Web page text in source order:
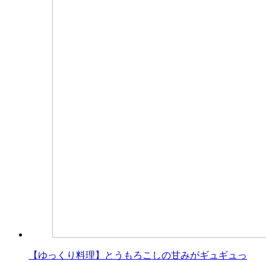
【ゆっくり料理】とうもろこしの甘みがギュギュっ